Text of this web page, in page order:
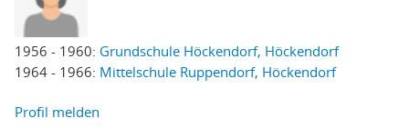
1956 - 1960: Grundschule Höckendorf, Höckendorf
1964 - 1966: Mittelschule Ruppendorf, Höckendorf
Profil melden